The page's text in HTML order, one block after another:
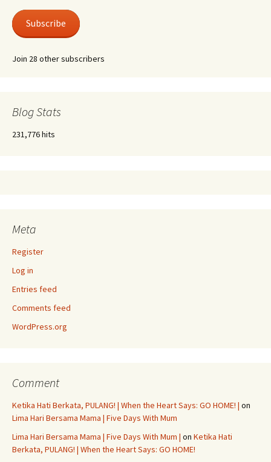
Subscribe
Join 28 other subscribers
Blog Stats
231,776 hits
Meta
Register
Log in
Entries feed
Comments feed
WordPress.org
Comment
Ketika Hati Berkata, PULANG! | When the Heart Says: GO HOME! | on
Lima Hari Bersama Mama | Five Days With Mum
Lima Hari Bersama Mama | Five Days With Mum | on Ketika Hati
Berkata, PULANG! | When the Heart Says: GO HOME!